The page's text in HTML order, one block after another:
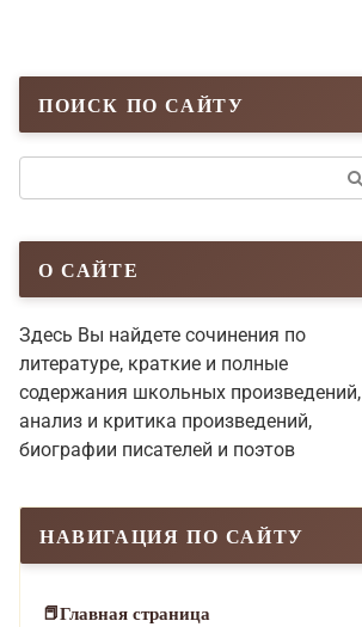
ПОИСК ПО САЙТУ
О САЙТЕ
Здесь Вы найдете сочинения по
литературе, краткие и полные
содержания школьных произведений,
анализ и критика произведений,
биографии писателей и поэтов
НАВИГАЦИЯ ПО САЙТУ
Главная страница